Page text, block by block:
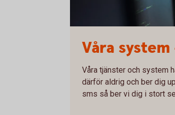
Våra
Våra tjänster och system
därför aldrig och ber dig
sms så ber vi dig i stort